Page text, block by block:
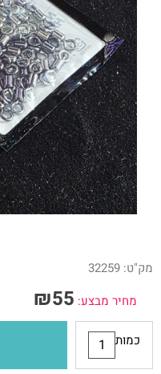
מק"ט: 32259
מחיר מבצע:
₪55
כמות